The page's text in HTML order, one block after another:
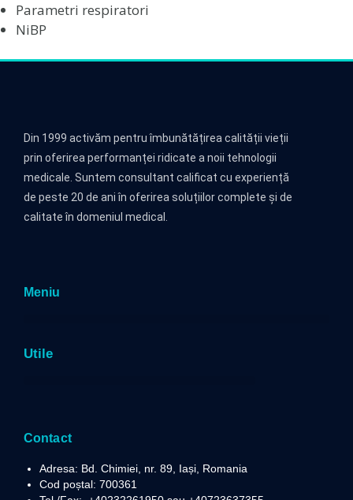
Parametri respiratori
NiBP
Din 1999 activăm pentru îmbunătățirea calității vieții
prin oferirea performanței ridicate a noii tehnologii
medicale. Suntem consultant calificat cu experiență
de peste 20 de ani în oferirea soluțiilor complete și de
calitate în domeniul medical.
Meniu
Utile
Contact
Adresa: Bd. Chimiei, nr. 89, Iași, Romania
Cod poștal: 700361